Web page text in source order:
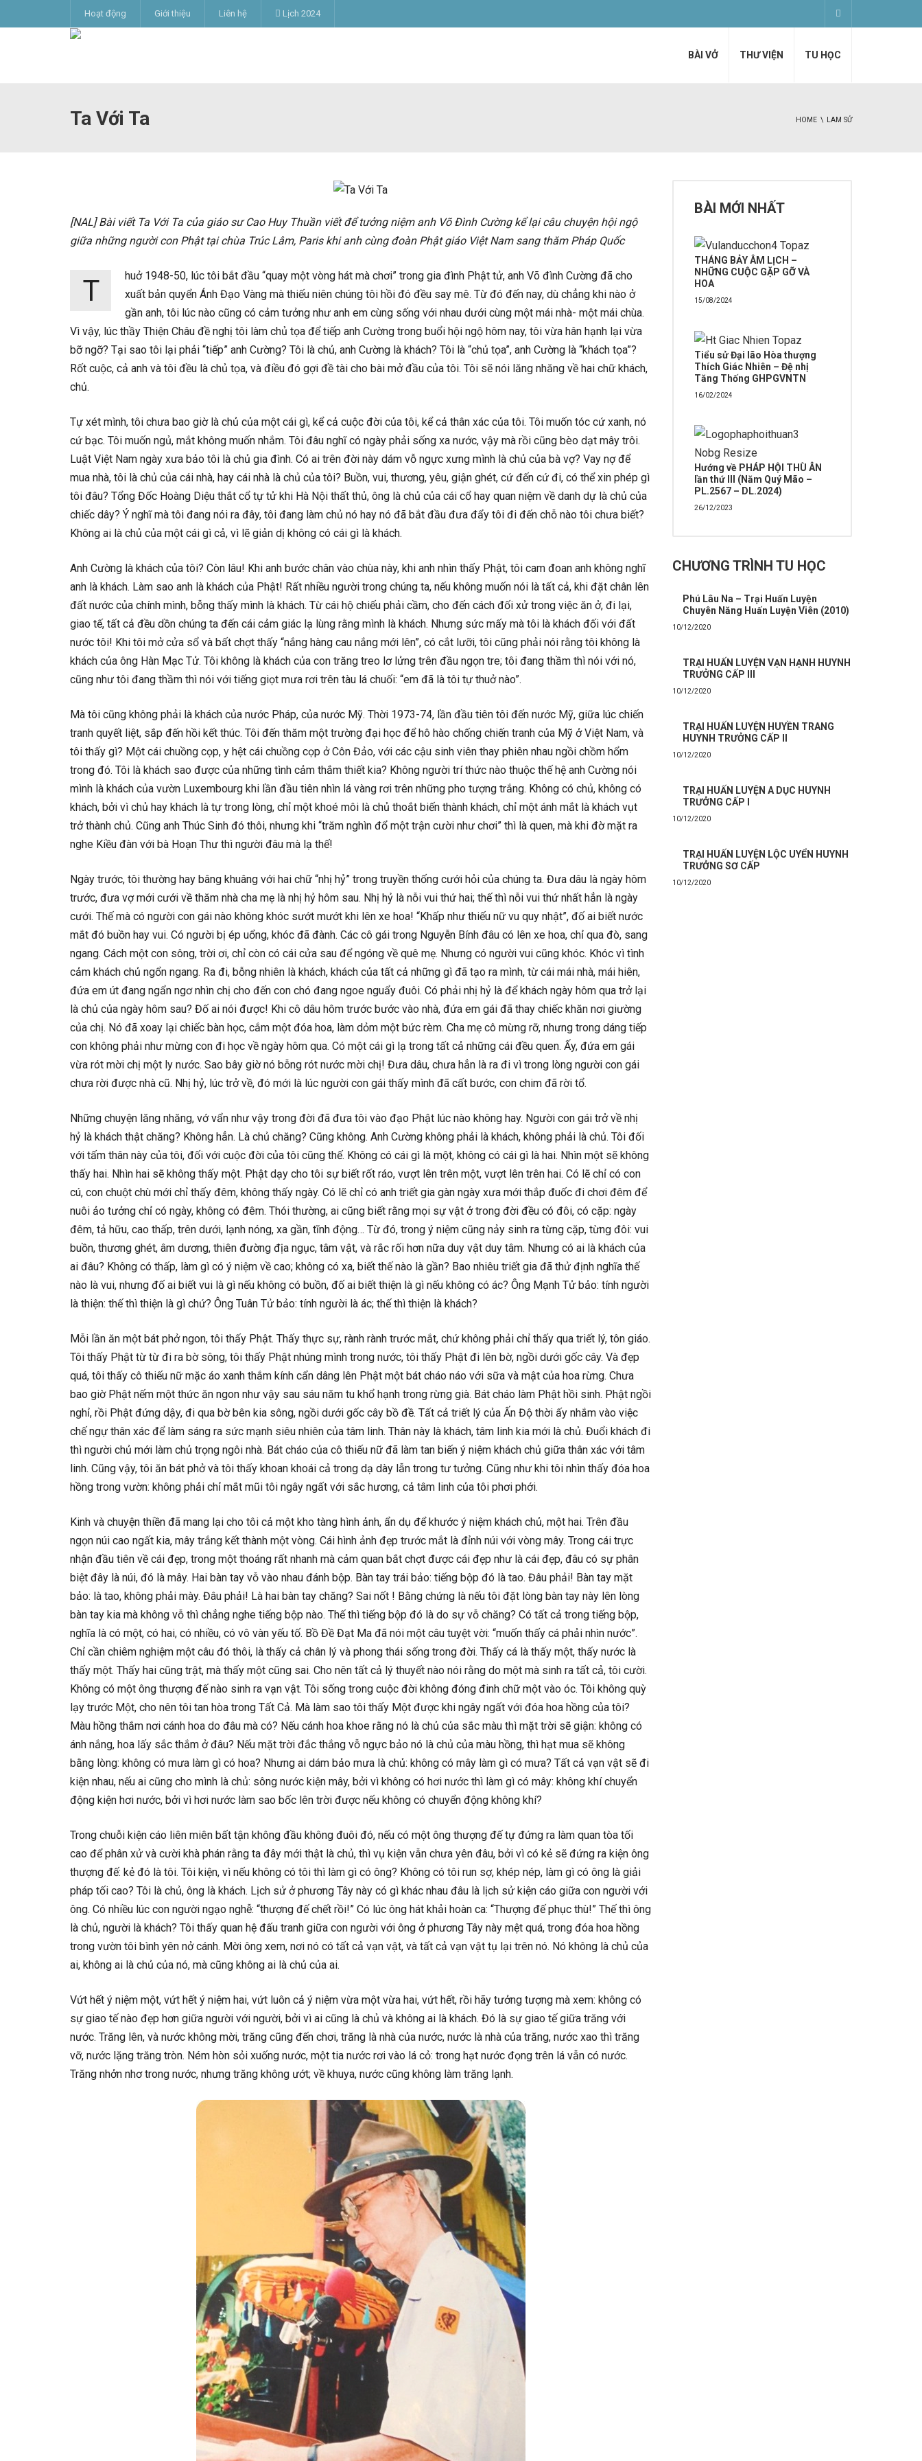
Hoạt động Giới thiệu Liên hệ Lịch 2024
BÀI VỞ THƯ VIỆN TU HỌC
Ta Với Ta HOME LAM SỬ
[NAL] Bài viết Ta Với Ta của giáo sư Cao Huy Thuần viết để tưởng niệm anh Võ Đình Cường kể lại câu chuyện hội ngộ
giữa những người con Phật tại chùa Trúc Lâm, Paris khi anh cùng đoàn Phật giáo Việt Nam sang thăm Pháp Quốc
T
huở 1948-50, lúc tôi bắt đầu “quay một vòng hát mà chơi” trong gia đình Phật tử, anh Võ đình Cường đã cho
xuất bản quyển Ánh Đạo Vàng mà thiếu niên chúng tôi hồi đó đều say mê. Từ đó đến nay, dù chẳng khi nào ở
gần anh, tôi lúc nào cũng có cảm tưởng như anh em cùng sống với nhau dưới cùng một mái nhà- một mái chùa.
Vì vậy, lúc thầy Thiện Châu đề nghị tôi làm chủ tọa để tiếp anh Cường trong buổi hội ngộ hôm nay, tôi vừa hân hạnh lại vừa
bỡ ngỡ? Tại sao tôi lại phải “tiếp” anh Cường? Tôi là chủ, anh Cường là khách? Tôi là “chủ tọa”, anh Cường là “khách tọa”?
Rốt cuộc, cả anh và tôi đều là chủ tọa, và điều đó gợi đề tài cho bài mở đầu của tôi. Tôi sẽ nói lăng nhăng về hai chữ khách,
chủ.
Tự xét mình, tôi chưa bao giờ là chủ của một cái gì, kể cả cuộc đời của tôi, kể cả thân xác của tôi. Tôi muốn tóc cứ xanh, nó
cứ bạc. Tôi muốn ngủ, mắt không muốn nhắm. Tôi đâu nghĩ có ngày phải sống xa nước, vậy mà rồi cũng bèo dạt mây trôi.
Luật Việt Nam ngày xưa bảo tôi là chủ gia đình. Có ai trên đời này dám vỗ ngực xưng mình là chủ của bà vợ? Vay nợ để
mua nhà, tôi là chủ của cái nhà, hay cái nhà là chủ của tôi? Buồn, vui, thương, yêu, giận ghét, cứ đến cứ đi, có thể xin phép gì
tôi đâu? Tổng Đốc Hoàng Diệu thắt cổ tự tử khi Hà Nội thất thủ, ông là chủ của cái cổ hay quan niệm về danh dự là chủ của
chiếc dây? Ý nghĩ mà tôi đang nói ra đây, tôi đang làm chủ nó hay nó đã bắt đầu đưa đẩy tôi đi đến chỗ nào tôi chưa biết?
Không ai là chủ của một cái gì cả, vì lẽ giản dị không có cái gì là khách.
Anh Cường là khách của tôi? Còn lâu! Khi anh bước chân vào chùa này, khi anh nhìn thấy Phật, tôi cam đoan anh không nghĩ
anh là khách. Làm sao anh là khách của Phật! Rất nhiều người trong chúng ta, nếu không muốn nói là tất cả, khi đặt chân lên
đất nước của chính mình, bỗng thấy mình là khách. Từ cái hộ chiếu phải cầm, cho đến cách đối xử trong việc ăn ở, đi lại,
giao tế, tất cả đều dồn chúng ta đến cái cảm giác lạ lùng rằng mình là khách. Nhưng sức mấy mà tôi là khách đối với đất
nước tôi! Khi tôi mở cửa sổ và bất chợt thấy “nắng hàng cau nắng mới lên”, có cắt lưỡi, tôi cũng phải nói rằng tôi không là
khách của ông Hàn Mạc Tử. Tôi không là khách của con trăng treo lơ lửng trên đầu ngọn tre; tôi đang thầm thì nói với nó,
cũng như tôi đang thầm thì nói với tiếng giọt mưa rơi trên tàu lá chuối: “em đã là tôi tự thuở nào”.
Mà tôi cũng không phải là khách của nước Pháp, của nước Mỹ. Thời 1973-74, lần đầu tiên tôi đến nước Mỹ, giữa lúc chiến
tranh quyết liệt, sắp đến hồi kết thúc. Tôi đến thăm một trường đại học để hô hào chống chiến tranh của Mỹ ở Việt Nam, và
tôi thấy gì? Một cái chuồng cọp, y hệt cái chuồng cọp ở Côn Đảo, với các cậu sinh viên thay phiên nhau ngồi chồm hổm
trong đó. Tôi là khách sao được của những tình cảm thắm thiết kia? Không người trí thức nào thuộc thế hệ anh Cường nói
mình là khách của vườn Luxembourg khi lần đầu tiên nhìn lá vàng rơi trên những pho tượng trắng. Không có chủ, không có
khách, bởi vì chủ hay khách là tự trong lòng, chỉ một khoé môi là chủ thoắt biến thành khách, chỉ một ánh mắt là khách vụt
trở thành chủ. Cũng anh Thúc Sinh đó thôi, nhưng khi “trăm nghìn đổ một trận cười như chơi” thì là quen, mà khi đờ mặt ra
nghe Kiều đàn với bà Hoạn Thư thì người đâu mà lạ thế!
Ngày trước, tôi thường hay bâng khuâng với hai chữ “nhị hỷ” trong truyền thống cưới hỏi của chúng ta. Đưa dâu là ngày hôm
trước, đưa vợ mới cưới về thăm nhà cha mẹ là nhị hỷ hôm sau. Nhị hỷ là nỗi vui thứ hai; thế thì nỗi vui thứ nhất hẳn là ngày
cưới. Thế mà có người con gái nào không khóc sướt mướt khi lên xe hoa! “Khấp như thiếu nữ vu quy nhật”, đố ai biết nước
mắt đó buồn hay vui. Có người bị ép uổng, khóc đã đành. Các cô gái trong Nguyễn Bính đâu có lên xe hoa, chỉ qua đò, sang
ngang. Cách một con sông, trời ơi, chỉ còn có cái cửa sau để ngóng về quê mẹ. Nhưng có người vui cũng khóc. Khóc vì tình
cảm khách chủ ngổn ngang. Ra đi, bỗng nhiên là khách, khách của tất cả những gì đã tạo ra mình, từ cái mái nhà, mái hiên,
đứa em út đang ngẩn ngơ nhìn chị cho đến con chó đang ngoe nguẩy đuôi. Có phải nhị hỷ là để khách ngày hôm qua trở lại
là chủ của ngày hôm sau? Đố ai nói được! Khi cô dâu hôm trước bước vào nhà, đứa em gái đã thay chiếc khăn nơi giường
của chị. Nó đã xoay lại chiếc bàn học, cắm một đóa hoa, làm dỏm một bức rèm. Cha mẹ cô mừng rỡ, nhưng trong dáng tiếp
con không phải như mừng con đi học về ngày hôm qua. Có một cái gì lạ trong tất cả những cái đều quen. Ấy, đứa em gái
vừa rót mời chị một ly nước. Sao bây giờ nó bỗng rót nước mời chị! Đưa dâu, chưa hẳn là ra đi vì trong lòng người con gái
chưa rời được nhà cũ. Nhị hỷ, lúc trở về, đó mới là lúc người con gái thấy mình đã cất bước, con chim đã rời tổ.
Những chuyện lăng nhăng, vớ vẩn như vậy trong đời đã đưa tôi vào đạo Phật lúc nào không hay. Người con gái trở về nhị
hỷ là khách thật chăng? Không hẳn. Là chủ chăng? Cũng không. Anh Cường không phải là khách, không phải là chủ. Tôi đối
với tấm thân này của tôi, đối với cuộc đời của tôi cũng thế. Không có cái gì là một, không có cái gì là hai. Nhìn một sẽ không
thấy hai. Nhìn hai sẽ không thấy một. Phật dạy cho tôi sự biết rốt ráo, vượt lên trên một, vượt lên trên hai. Có lẽ chỉ có con
cú, con chuột chù mới chỉ thấy đêm, không thấy ngày. Có lẽ chỉ có anh triết gia gàn ngày xưa mới thắp đuốc đi chơi đêm để
nuôi ảo tưởng chỉ có ngày, không có đêm. Thói thường, ai cũng biết rằng mọi sự vật ở trong đời đều có đôi, có cặp: ngày
đêm, tả hữu, cao thấp, trên dưới, lạnh nóng, xa gần, tĩnh động… Từ đó, trong ý niệm cũng nảy sinh ra từng cặp, từng đôi: vui
buồn, thương ghét, âm dương, thiên đường địa ngục, tâm vật, và rắc rối hơn nữa duy vật duy tâm. Nhưng có ai là khách của
ai đâu? Không có thấp, làm gì có ý niệm về cao; không có xa, biết thế nào là gần? Bao nhiêu triết gia đã thử định nghĩa thế
nào là vui, nhưng đố ai biết vui là gì nếu không có buồn, đố ai biết thiện là gì nếu không có ác? Ông Mạnh Tử bảo: tính người
là thiện: thế thì thiện là gì chứ? Ông Tuân Tử bảo: tính người là ác; thế thì thiện là khách?
Mỗi lần ăn một bát phở ngon, tôi thấy Phật. Thấy thực sự, rành rành trước mắt, chứ không phải chỉ thấy qua triết lý, tôn giáo.
Tôi thấy Phật từ từ đi ra bờ sông, tôi thấy Phật nhúng mình trong nước, tôi thấy Phật đi lên bờ, ngồi dưới gốc cây. Và đẹp
quá, tôi thấy cô thiếu nữ mặc áo xanh thắm kính cẩn dâng lên Phật một bát cháo náo với sữa và mật của hoa rừng. Chưa
bao giờ Phật nếm một thức ăn ngon như vậy sau sáu năm tu khổ hạnh trong rừng già. Bát cháo làm Phật hồi sinh. Phật ngồi
nghỉ, rồi Phật đứng dậy, đi qua bờ bên kia sông, ngồi dưới gốc cây bồ đề. Tất cả triết lý của Ấn Độ thời ấy nhắm vào việc
chế ngự thân xác để làm sáng ra sức mạnh siêu nhiên của tâm linh. Thân này là khách, tâm linh kia mới là chủ. Đuổi khách đi
thì người chủ mới làm chủ trọng ngôi nhà. Bát cháo của cô thiếu nữ đã làm tan biến ý niệm khách chủ giữa thân xác với tâm
linh. Cũng vậy, tôi ăn bát phở và tôi thấy khoan khoái cả trong dạ dày lẫn trong tư tưởng. Cũng như khi tôi nhìn thấy đóa hoa
hồng trong vườn: không phải chỉ mắt mũi tôi ngây ngất với sắc hương, cả tâm linh của tôi phơi phới.
Kinh và chuyện thiền đã mang lại cho tôi cả một kho tàng hình ảnh, ẩn dụ để khước ý niệm khách chủ, một hai. Trên đầu
ngọn núi cao ngất kia, mây trắng kết thành một vòng. Cái hình ảnh đẹp trước mắt là đỉnh núi với vòng mây. Trong cái trực
nhận đầu tiên về cái đẹp, trong một thoáng rất nhanh mà cảm quan bắt chợt được cái đẹp như là cái đẹp, đâu có sự phân
biệt đây là núi, đó là mây. Hai bàn tay vỗ vào nhau đánh bộp. Bàn tay trái bảo: tiếng bộp đó là tao. Đâu phải! Bàn tay mặt
bảo: là tao, không phải mày. Đâu phải! Là hai bàn tay chăng? Sai nốt ! Bằng chứng là nếu tôi đặt lòng bàn tay này lên lòng
bàn tay kia mà không vỗ thì chẳng nghe tiếng bộp nào. Thế thì tiếng bộp đó là do sự vỗ chăng? Có tất cả trong tiếng bộp,
nghĩa là có một, có hai, có nhiều, có vô vàn yếu tố. Bồ Đề Đạt Ma đã nói một câu tuyệt vời: “muốn thấy cá phải nhìn nước”.
Chỉ cần chiêm nghiệm một câu đó thôi, là thấy cả chân lý và phong thái sống trong đời. Thấy cá là thấy một, thấy nước là
thấy một. Thấy hai cũng trật, mà thấy một cũng sai. Cho nên tất cả lý thuyết nào nói rằng do một mà sinh ra tất cả, tôi cười.
Không có một ông thượng đế nào sinh ra vạn vật. Tôi sống trong cuộc đời không đóng đinh chữ một vào óc. Tôi không quỳ
lạy trước Một, cho nên tôi tan hòa trong Tất Cả. Mà làm sao tôi thấy Một được khi ngây ngất với đóa hoa hồng của tôi?
Màu hồng thắm nơi cánh hoa do đâu mà có? Nếu cánh hoa khoe rằng nó là chủ của sắc màu thì mặt trời sẽ giận: không có
ánh nắng, hoa lấy sắc thắm ở đâu? Nếu mặt trời đắc thắng vỗ ngực bảo nó là chủ của màu hồng, thì hạt mua sẽ không
bằng lòng: không có mưa làm gì có hoa? Nhưng ai dám bảo mưa là chủ: không có mây làm gì có mưa? Tất cả vạn vật sẽ đi
kiện nhau, nếu ai cũng cho mình là chủ: sông nước kiện mây, bởi vì không có hơi nước thì làm gì có mây: không khí chuyển
động kiện hơi nước, bởi vì hơi nước làm sao bốc lên trời được nếu không có chuyển động không khí?
Trong chuỗi kiện cáo liên miên bất tận không đầu không đuôi đó, nếu có một ông thượng đế tự đứng ra làm quan tòa tối
cao để phân xử và cười khà phán rằng ta đây mới thật là chủ, thì vụ kiện vẫn chưa yên đâu, bởi vì có kẻ sẽ đứng ra kiện ông
thượng đế: kẻ đó là tôi. Tôi kiện, vì nếu không có tôi thì làm gì có ông? Không có tôi run sợ, khép nép, làm gì có ông là giải
pháp tối cao? Tôi là chủ, ông là khách. Lịch sử ở phương Tây này có gì khác nhau đâu là lịch sử kiện cáo giữa con người với
ông. Có nhiều lúc con người ngạo nghễ: “thượng đế chết rồi!” Có lúc ông hát khải hoàn ca: “Thượng đế phục thù!” Thế thì ông
là chủ, người là khách? Tôi thấy quan hệ đấu tranh giữa con người với ông ở phương Tây này mệt quá, trong đóa hoa hồng
trong vườn tôi bình yên nở cánh. Mời ông xem, nơi nó có tất cả vạn vật, và tất cả vạn vật tụ lại trên nó. Nó không là chủ của
ai, không ai là chủ của nó, mà cũng không ai là chủ của ai.
Vứt hết ý niệm một, vứt hết ý niệm hai, vứt luôn cả ý niệm vừa một vừa hai, vứt hết, rồi hãy tưởng tượng mà xem: không có
sự giao tế nào đẹp hơn giữa người với người, bởi vì ai cũng là chủ và không ai là khách. Đó là sự giao tế giữa trăng với
nước. Trăng lên, và nước không mời, trăng cũng đến chơi, trăng là nhà của nước, nước là nhà của trăng, nước xao thì trăng
vỡ, nước lặng trăng tròn. Ném hòn sỏi xuống nước, một tia nước rơi vào lá cỏ: trong hạt nước đọng trên lá vẫn có nước.
Trăng nhởn nhơ trong nước, nhưng trăng không ướt; về khuya, nước cũng không làm trăng lạnh.
BÀI MỚI NHẤT
THÁNG BẢY ÂM LỊCH –
NHỮNG CUỘC GẶP GỠ VÀ
HOA
15/08/2024
Tiểu sử Đại lão Hòa thượng
Thích Giác Nhiên – Đệ nhị
Tăng Thống GHPGVNTN
16/02/2024
Hướng về PHÁP HỘI THÙ ÂN
lần thứ III (Năm Quý Mão –
PL.2567 – DL.2024)
26/12/2023
CHƯƠNG TRÌNH TU HỌC
Phú Lâu Na – Trại Huấn Luyện
Chuyên Năng Huấn Luyện Viên (2010)
10/12/2020
TRẠI HUẤN LUYỆN VẠN HẠNH HUYNH
TRƯỞNG CẤP III
10/12/2020
TRẠI HUẤN LUYỆN HUYỀN TRANG
HUYNH TRƯỞNG CẤP II
10/12/2020
TRẠI HUẤN LUYỆN A DỤC HUYNH
TRƯỞNG CẤP I
10/12/2020
TRẠI HUẤN LUYỆN LỘC UYỂN HUYNH
TRƯỞNG SƠ CẤP
10/12/2020